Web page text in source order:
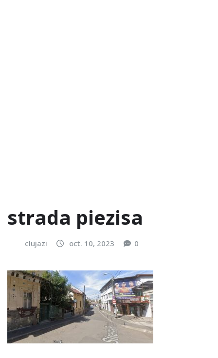
strada piezisa
clujazi oct. 10, 2023 0